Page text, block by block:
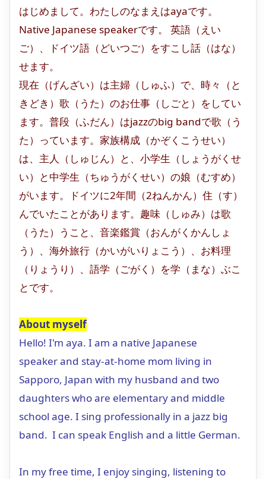
はじめまして。わたしのなまえはayaです。
Native Japanese speakerです。 英語（えい
ご）、ドイツ語（どいつご）をすこし話（はな）
せます。
現在（げんざい）は主婦（しゅふ）で、時々（と
きどき）歌（うた）のお仕事（しごと）をしてい
ます。普段（ふだん）はjazzのbig bandで歌（う
た）っています。家族構成（かぞくこうせい）
は、主人（しゅじん）と、小学生（しょうがくせ
い）と中学生（ちゅうがくせい）の娘（むすめ）
がいます。ドイツに2年間（2ねんかん）住（す）
んでいたことがあります。趣味（しゅみ）は歌
（うた）うこと、音楽鑑賞（おんがくかんしょ
う）、海外旅行（かいがいりょこう）、お料理
（りょうり）、語学（ごがく）を学（まな）ぶこ
とです。
About myself
Hello! I'm aya. I am a native Japanese
speaker and stay-at-home mom living in
Sapporo, Japan with my husband and two
daughters who are elementary and middle
school age. I sing professionally in a jazz big
band. I can speak English and a little German.
In my free time, I enjoy singing, listening to